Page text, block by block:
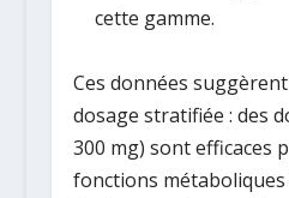
cette gamme.
Ces données
dosage stratifiée : des
300 mg) sont efficaces
fonctions